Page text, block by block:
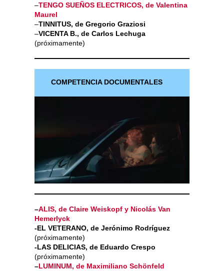
–TENGO SUEÑOS ELECTRICOS, de Valentina
Maurel
–TINNITUS, de Gregorio Graziosi
–VICENTA B., de Carlos Lechuga
(próximamente)
COMPETENCIA DOCUMENTALES
–ALIS, de Claire Weiskopf y Nicolás Van
Hemerlyck
-EL VETERANO, de Jerónimo Rodríguez
(próximamente)
-LAS DELICIAS, de Eduardo Crespo
(próximamente)
–LUMINUM, de Maximiliano Schönfeld